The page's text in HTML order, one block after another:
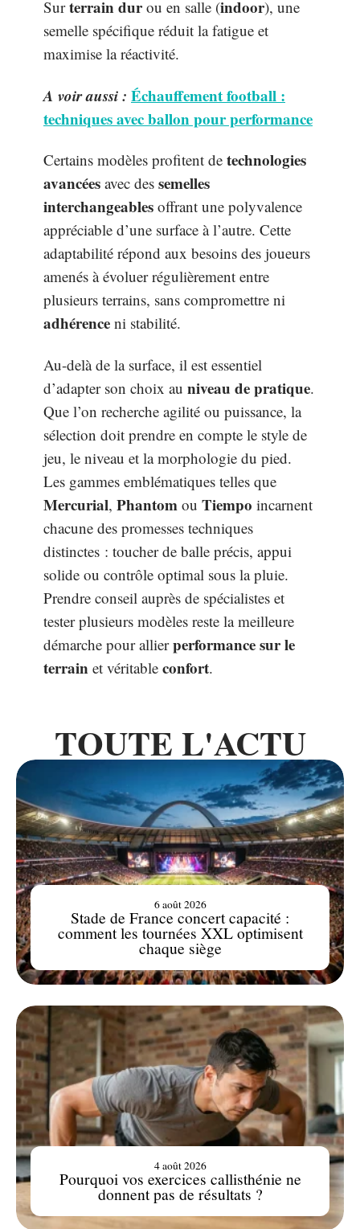
Surterrain durou en salle (indoor), une
semelle spécifique réduit la fatigue et
maximise la réactivité.
A voir aussi : Échauffement football :
techniques avec ballon pour performance
Certains modèles profitent de technologies
avancées avec des semelles
interchangeables offrant une polyvalence
appréciable d’une surface à l’autre. Cette
adaptabilité répond aux besoins des joueurs
amenés à évoluer régulièrement entre
plusieurs terrains, sans compromettre ni
adhérence ni stabilité.
Au-delà de la surface, il est essentiel
d’adapter son choix au niveau de pratique.
Que l’on recherche agilité ou puissance, la
sélection doit prendre en compte le style de
jeu, le niveau et la morphologie du pied.
Les gammes emblématiques telles que
Mercurial, Phantom ou Tiempo incarnent
chacune des promesses techniques
distinctes : toucher de balle précis, appui
solide ou contrôle optimal sous la pluie.
Prendre conseil auprès de spécialistes et
tester plusieurs modèles reste la meilleure
démarche pour allierperformance sur le
terrain et véritable confort.
TOUTE L'ACTU
Stade de France concert capacité :
comment les tournées XXL optimisent
chaque siège
6 août 2026
Pourquoi vos exercices callisthénie ne
donnent pas de résultats ?
4 août 2026